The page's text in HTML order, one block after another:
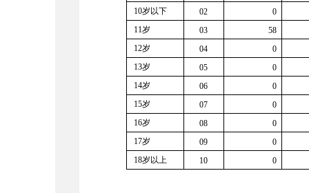
10岁以下
02
0
11岁
03
58
12岁
04
0
13岁
05
0
14岁
06
0
15岁
07
0
16岁
08
0
17岁
09
0
18岁以上
10 0